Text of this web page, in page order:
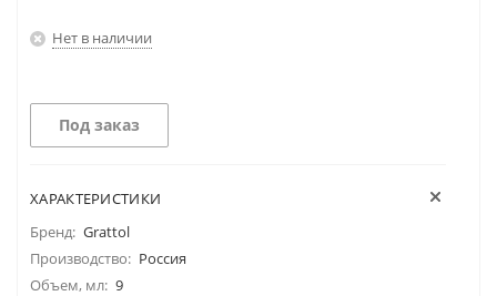
Нет в наличии
Под заказ
ХАРАКТЕРИСТИКИ
Бренд: Grattol
Производство: Россия
Объем, мл: 9